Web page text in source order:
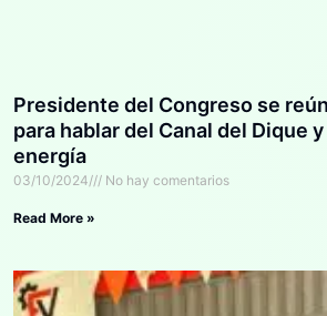
Presidente del Congreso se
para hablar del Canal del Dique
energía
03/10/2024 No hay comentarios
Read More »